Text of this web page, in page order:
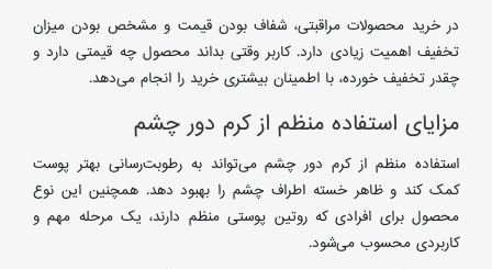
در خرید محصولات مراقبتی، شفاف بودن قیمت و مشخص بودن میزان
تخفیف اهمیت زیادی دارد. کاربر وقتی بداند محصول چه قیمتی دارد و
چقدر تخفیف خورده، با اطمینان بیشتری خرید را انجام می‌دهد.
مزایای استفاده منظم از کرم دور چشم
استفاده منظم از کرم دور چشم می‌تواند به رطوبت‌رسانی بهتر پوست
کمک کند و ظاهر خسته اطراف چشم را بهبود دهد. همچنین این نوع
محصول برای افرادی که روتین پوستی منظم دارند، یک مرحله مهم و
کاربردی محسوب می‌شود.